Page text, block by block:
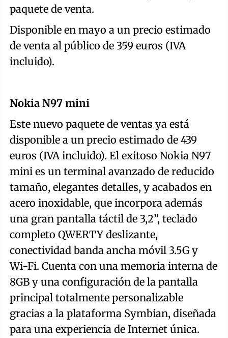
paquete de venta.
Disponible en mayo a un precio estimado
de venta al público de 359 euros (IVA
incluido).
Nokia N97 mini
Este nuevo paquete de ventas ya está
disponible a un precio estimado de 439
euros (IVA incluido). El exitoso Nokia N97
mini es un terminal avanzado de reducido
tamaño, elegantes detalles, y acabados en
acero inoxidable, que incorpora además
una gran pantalla táctil de 3,2”, teclado
completo QWERTY deslizante,
conectividad banda ancha móvil 3.5G y
Wi-Fi. Cuenta con una memoria interna de
8GB y una configuración de la pantalla
principal totalmente personalizable
gracias a la plataforma Symbian, diseñada
para una experiencia de Internet única.